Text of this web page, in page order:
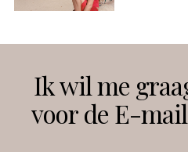
Instagram
Ik wil me
voor de E-